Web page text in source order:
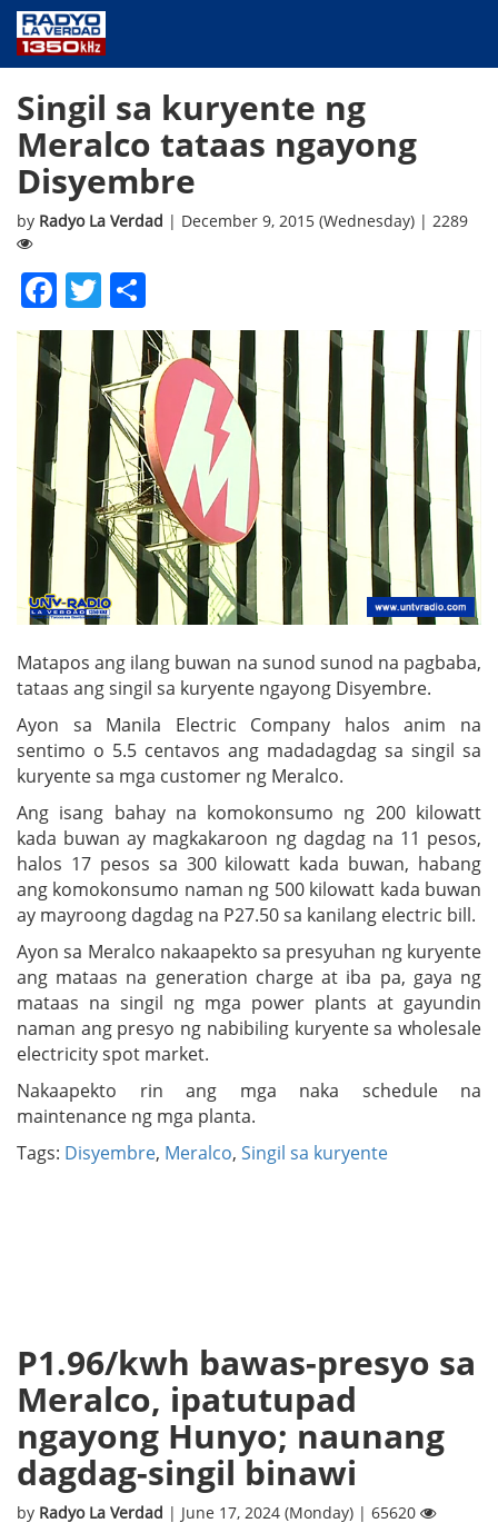
PUBLIC SERVICE
ANNOUNCEMENTS
PROGRAMS
ABOUT
CONTACT US
Singil sa kuryente ng
Meralco tataas ngayong
Disyembre
by Radyo La Verdad | December 9, 2015 (Wednesday) | 2289
Facebook
Twitter
Matapos ang ilang buwan na sunod sunod na pagbaba,
tataas ang singil sa kuryente ngayong Disyembre.
Ayon sa Manila Electric Company halos anim na
sentimo o 5.5 centavos ang madadagdag sa singil sa
kuryente sa mga customer ng Meralco.
Ang isang bahay na komokonsumo ng 200 kilowatt
kada buwan ay magkakaroon ng dagdag na 11 pesos,
halos 17 pesos sa 300 kilowatt kada buwan, habang
ang komokonsumo naman ng 500 kilowatt kada buwan
ay mayroong dagdag na P27.50 sa kanilang electric bill.
Ayon sa Meralco nakaapekto sa presyuhan ng kuryente
ang mataas na generation charge at iba pa, gaya ng
mataas na singil ng mga power plants at gayundin
naman ang presyo ng nabibiling kuryente sa wholesale
electricity spot market.
Nakaapekto rin ang mga naka schedule na
maintenance ng mga planta.
Tags: Disyembre, Meralco, Singil sa kuryente
P1.96/kwh bawas-presyo sa
Meralco, ipatutupad
ngayong Hunyo; naunang
dagdag-singil binawi
by Radyo La Verdad | June 17, 2024 (Monday) | 65620